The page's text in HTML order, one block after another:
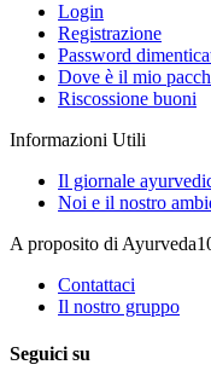
Login
Registrazione
Password
Dove è il mio
Riscossione buoni
Informazioni Utili
Il giornale
Noi e il nostro
A proposito di
Contattaci
Il nostro gruppo
Seguici su